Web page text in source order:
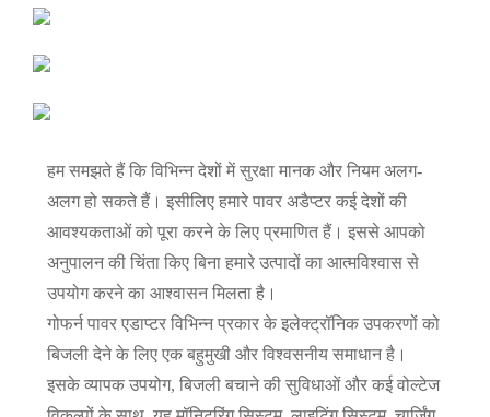
हम समझते हैं कि विभिन्न देशों में सुरक्षा मानक और नियम अलग-
अलग हो सकते हैं। इसीलिए हमारे पावर अडैप्टर कई देशों की
आवश्यकताओं को पूरा करने के लिए प्रमाणित हैं। इससे आपको
अनुपालन की चिंता किए बिना हमारे उत्पादों का आत्मविश्वास से
उपयोग करने का आश्वासन मिलता है।
गोफर्न पावर एडाप्टर विभिन्न प्रकार के इलेक्ट्रॉनिक उपकरणों को
बिजली देने के लिए एक बहुमुखी और विश्वसनीय समाधान है।
इसके व्यापक उपयोग, बिजली बचाने की सुविधाओं और कई वोल्टेज